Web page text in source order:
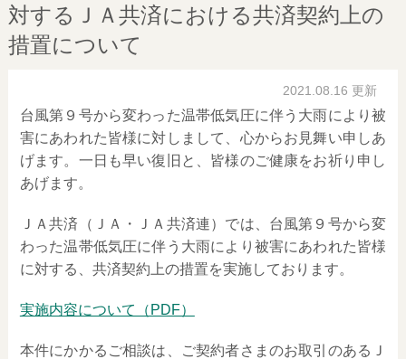
対するＪＡ共済における共済契約上の
措置について
2021.08.16 更新
台風第９号から変わった温帯低気圧に伴う大雨により被
害にあわれた皆様に対しまして、心からお見舞い申しあ
げます。一日も早い復旧と、皆様のご健康をお祈り申し
あげます。
ＪＡ共済（ＪＡ・ＪＡ共済連）では、台風第９号から変
わった温帯低気圧に伴う大雨により被害にあわれた皆様
に対する、共済契約上の措置を実施しております。
実施内容について（PDF）
本件にかかるご相談は、ご契約者さまのお取引のあるＪ